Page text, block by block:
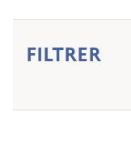
FILTRER